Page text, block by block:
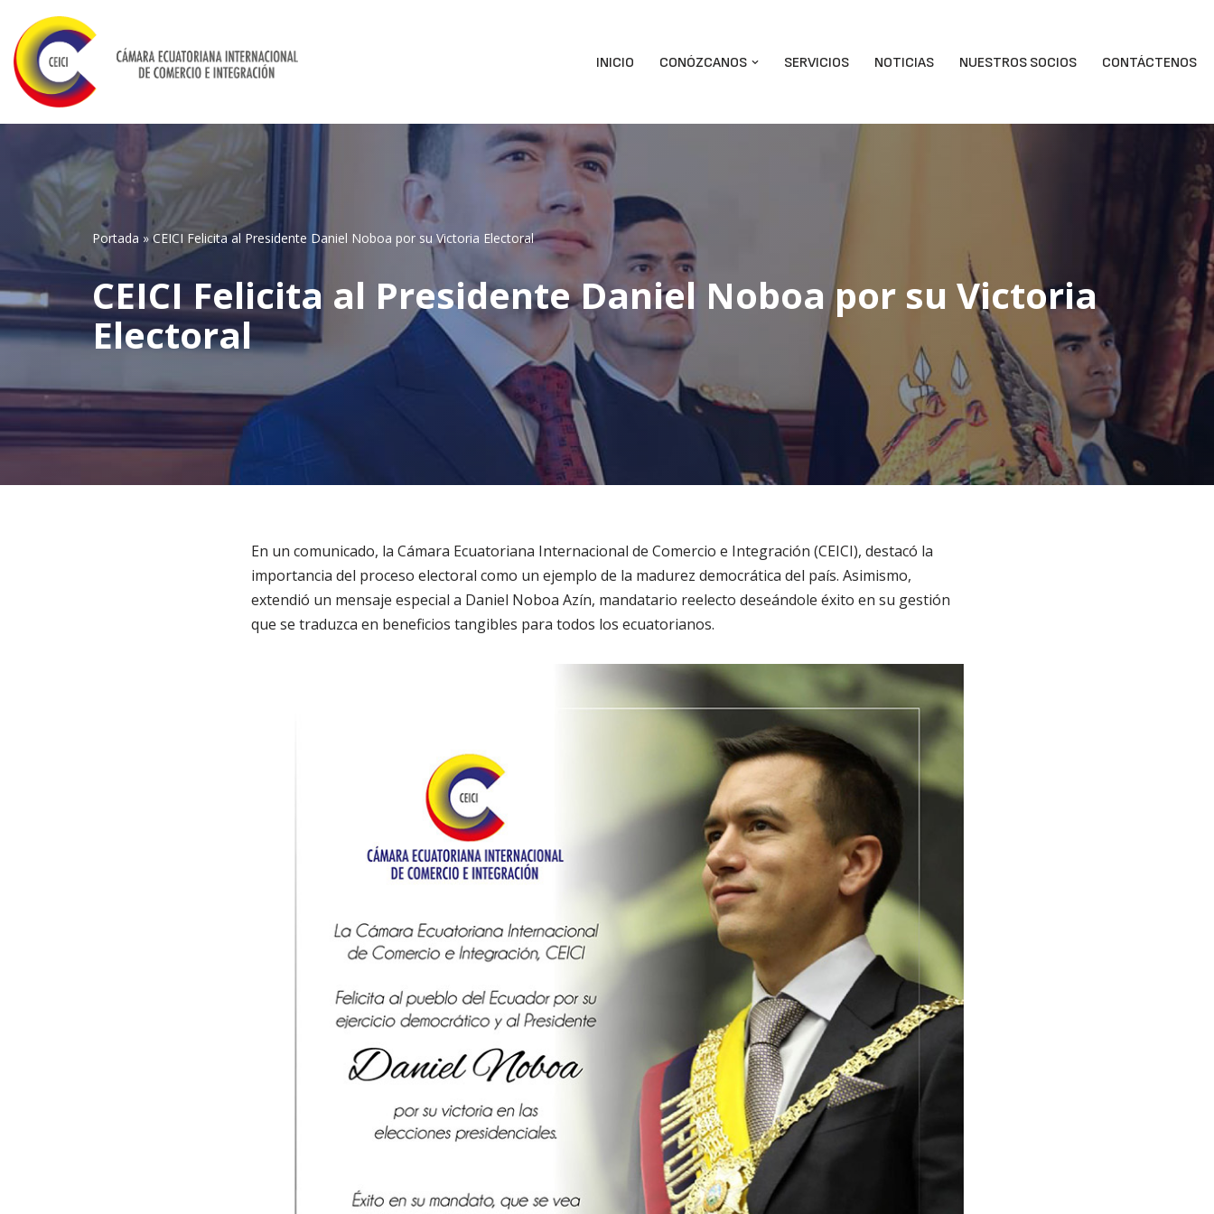
Saltar
al
contenido
INICIO CONÓZCANOS SERVICIOS NOTICIAS NUESTROS SOCIOS CONTÁCTENOS
Portada »CEICI Felicita al Presidente Daniel Noboa por su Victoria Electoral
CEICI Felicita al Presidente Daniel Noboa por su Victoria
Electoral
En un comunicado, la Cámara Ecuatoriana Internacional de Comercio e Integración (CEICI), destacó la
importancia del proceso electoral como un ejemplo de la madurez democrática del país. Asimismo,
extendió un mensaje especial a Daniel Noboa Azín, mandatario reelecto deseándole éxito en su gestión
que se traduzca en beneficios tangibles para todos los ecuatorianos.